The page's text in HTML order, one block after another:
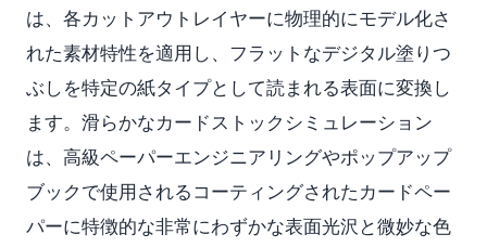
は、各カットアウトレイヤーに物理的にモデル化さ
れた素材特性を適用し、フラットなデジタル塗りつ
ぶしを特定の紙タイプとして読まれる表面に変換し
ます。滑らかなカードストックシミュレーション
は、高級ペーパーエンジニアリングやポップアップ
ブックで使用されるコーティングされたカードペー
パーに特徴的な非常にわずかな表面光沢と微妙な色